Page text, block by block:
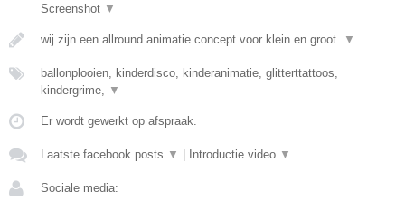
Screenshot ▼
wij zijn een allround animatie concept voor klein en groot. ▼
ballonplooien, kinderdisco, kinderanimatie, glitterttattoos,
kindergrime,
▼
Er wordt gewerkt op afspraak.
Laatste facebook posts ▼ | Introductie video ▼
Sociale media: